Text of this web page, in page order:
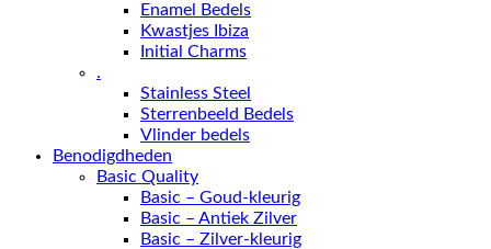
Enamel Bedels
Kwastjes Ibiza
Initial Charms
.
Stainless Steel
Sterrenbeeld Bedels
Vlinder bedels
Benodigdheden
Basic Quality
Basic – Goud-kleurig
Basic – Antiek Zilver
Basic – Zilver-kleurig